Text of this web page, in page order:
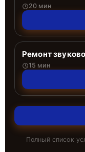
20 мин
Ремонт
15 мин
Полный список